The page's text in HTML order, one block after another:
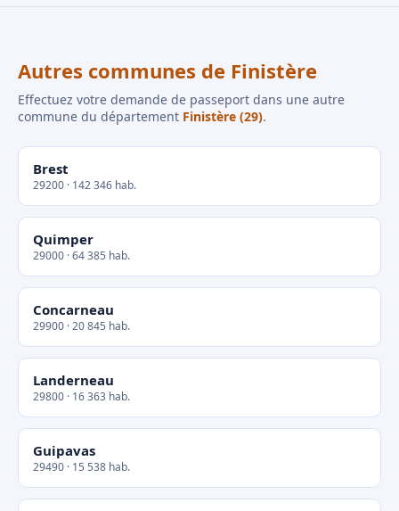
Autres communes de Finistère
Effectuez votre demande de passeport dans une autre
commune du département Finistère (29).
Brest
29200 · 142 346 hab.
Quimper
29000 · 64 385 hab.
Concarneau
29900 · 20 845 hab.
Landerneau
29800 · 16 363 hab.
Guipavas
29490 · 15 538 hab.